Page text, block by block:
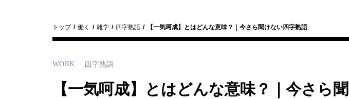
トップ 働く 雑学 四字熟語 【一気呵成】とはどんな意味？｜今さら聞けない四字熟語
WORK 四字熟語
【一気呵成】とはどんな意味？｜今さら